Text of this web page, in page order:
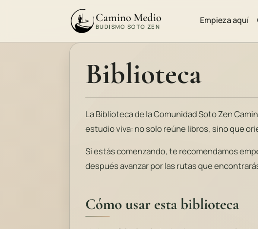
Camino Medio
BUDISMO SOTO ZEN
Empieza aquí
Biblioteca
La Biblioteca de la Comunidad Soto Zen
estudio viva: no solo reúne libros, sino que
Si estás comenzando, te recomendamos
después avanzar por las rutas que
Cómo usar esta biblioteca